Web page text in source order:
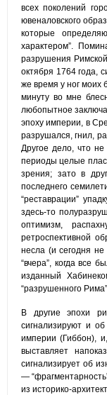
всех поколений
ювеналовского
которые
характером”.
разрушения
октября 1764 года,
же время у ног моих
минуту во мне
любопытное
эпоху империи, в
разрушался, гнил,
Другое дело, что
периоды целые
зрения; зато в
последнего
“реставрации”
здесь-то
оптимизм,
ретроспективной
несла (и сегодня не
“вчера”, когда все
изданный
“разрушенного
В другие эпохи
сигнализируют и
империи (Гиббон),
выставляет
сигнализирует об
—
из историко-